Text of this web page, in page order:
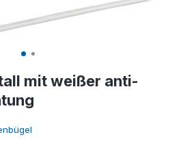
mit weißer anti-